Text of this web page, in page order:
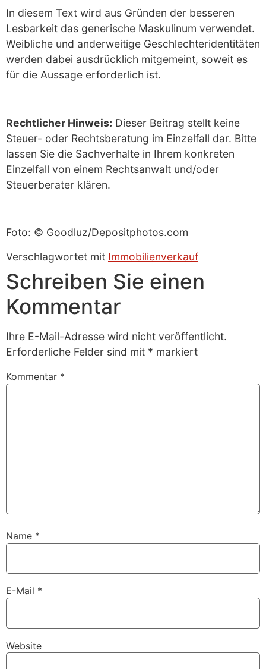
In diesem Text wird aus Gründen der besseren
Lesbarkeit das generische Maskulinum verwendet.
Weibliche und anderweitige Geschlechteridentitäten
werden dabei ausdrücklich mitgemeint, soweit es
für die Aussage erforderlich ist.
Rechtlicher Hinweis: Dieser Beitrag stellt keine
Steuer- oder Rechtsberatung im Einzelfall dar. Bitte
lassen Sie die Sachverhalte in Ihrem konkreten
Einzelfall von einem Rechtsanwalt und/oder
Steuerberater klären.
Foto: © Goodluz/Depositphotos.com
Verschlagwortet mit Immobilienverkauf
Schreiben Sie einen
Kommentar
Ihre E-Mail-Adresse wird nicht veröffentlicht.
Erforderliche Felder sind mit * markiert
Kommentar *
Name *
E-Mail *
Website